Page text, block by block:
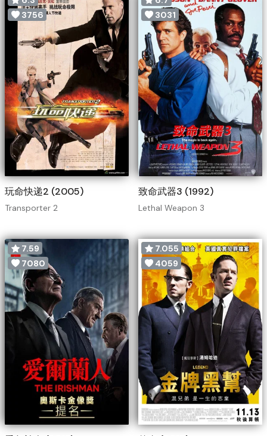
3756
玩命快递2 (2005)
Transporter 2
3031
致命武器3 (1992)
Lethal Weapon 3
7.59
7080
7.055
4059